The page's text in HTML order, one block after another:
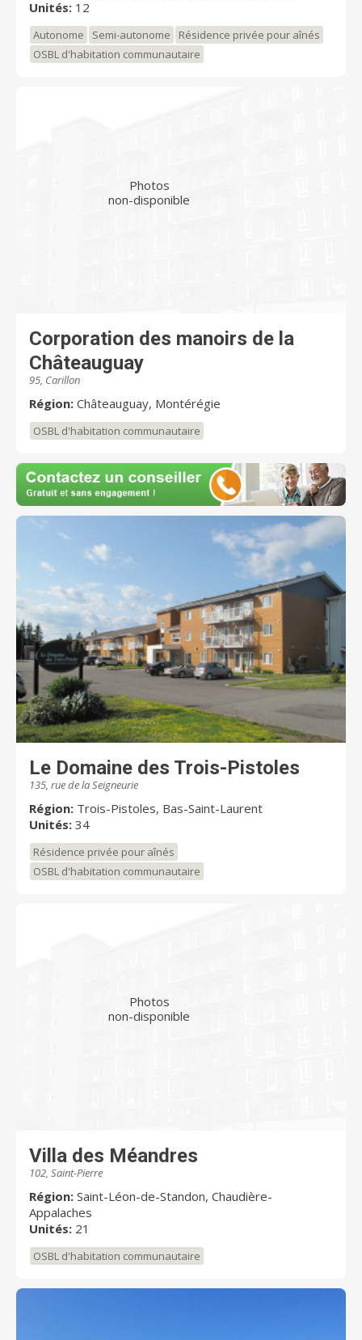
Unités: 12
Autonome Semi-autonome
Résidence privée pour aînés
OSBL d'habitation communautaire
Photos
non-disponible
Corporation des manoirs de la
Châteauguay
95, Carillon
Région: Châteauguay, Montérégie
OSBL d'habitation communautaire
Le Domaine des Trois-Pistoles
135, rue de la Seigneurie
Région: Trois-Pistoles, Bas-Saint-Laurent
Unités: 34
Résidence privée pour aînés
OSBL d'habitation communautaire
Photos
non-disponible
Villa des Méandres
102, Saint-Pierre
Région: Saint-Léon-de-Standon, Chaudière-
Appalaches
Unités: 21
OSBL d'habitation communautaire